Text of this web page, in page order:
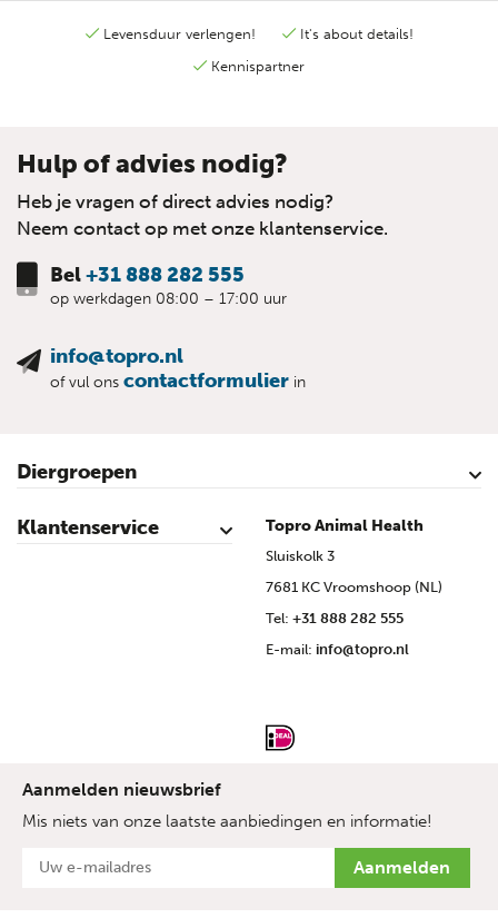
Levensduur verlengen!
It's about details!
Kennispartner
Hulp of advies nodig?
Heb je vragen of direct advies nodig?
Neem contact op met onze klantenservice.
Bel+31 888 282 555
op werkdagen 08:00 – 17:00 uur
info@topro.nl
of vul ons contactformulier in
Diergroepen
Rundvee
Kalveren
Schapen
Schaap lammeren
Geiten
Geit lammeren
Varkens
Biggen
Pluimvee
Klantenservice
Contact
Mijn account
Veilig winkelen
Algemene voorwaarden
Privacy- en cookieverklaring
Disclaimer
Bronvermelding
Sitemap
Topro Partners
Cow Programme krant archief
Topro Animal Health
Sluiskolk 3
7681 KC Vroomshoop (NL)
Tel: +31 888 282 555
E-mail: info@topro.nl
Aanmelden nieuwsbrief
Mis niets van onze laatste aanbiedingen en informatie!